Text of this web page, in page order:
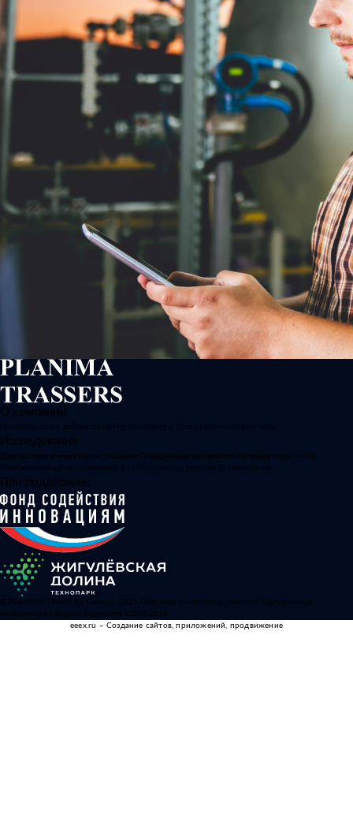
О компании
Производство и лаборатория Наши партнёры Статьи Вакансии Контакты
Исследования
Диагностика и мониторинг скважин
Определение интервалов прорыва воды и газа
Межскважинные исследования фильтрационных потоков
О технологии
При поддержке:
© PLANIMA TRASSERS, Самара, 2025 Политика конфиденциальности
Юридическая
информация
Сводная ведомость СОУТ 2024
eeex.ru – Создание сайтов, приложений, продвижение